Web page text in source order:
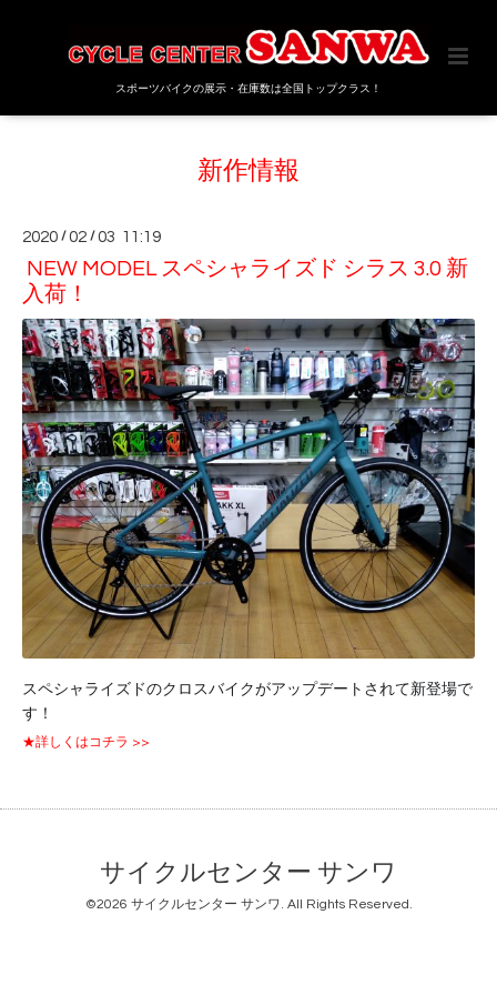
スポーツバイクの展示・在庫数は全国トップクラス！
新作情報
2020 /02 /03 11:19
NEW MODEL スペシャライズド シラス 3.0 新
入荷！
スペシャライズドのクロスバイクがアップデートされて新登場で
す！
★詳しくはコチラ >>
サイクルセンター サンワ
©2026 サイクルセンター サンワ. All Rights Reserved.